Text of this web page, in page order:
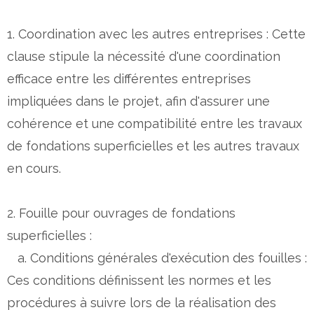
1. Coordination avec les autres entreprises : Cette
clause stipule la nécessité d'une coordination
efficace entre les différentes entreprises
impliquées dans le projet, afin d'assurer une
cohérence et une compatibilité entre les travaux
de fondations superficielles et les autres travaux
en cours.
2. Fouille pour ouvrages de fondations
superficielles :
a. Conditions générales d'exécution des fouilles :
Ces conditions définissent les normes et les
procédures à suivre lors de la réalisation des